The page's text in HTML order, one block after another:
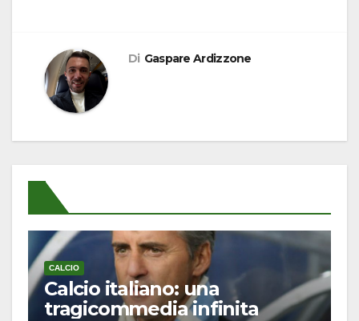
Di Gaspare Ardizzone
CALCIO
Calcio italiano: una
tragicommedia infinita